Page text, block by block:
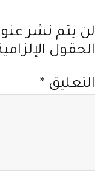
لن يتم نشر
الحقول
التعليق *